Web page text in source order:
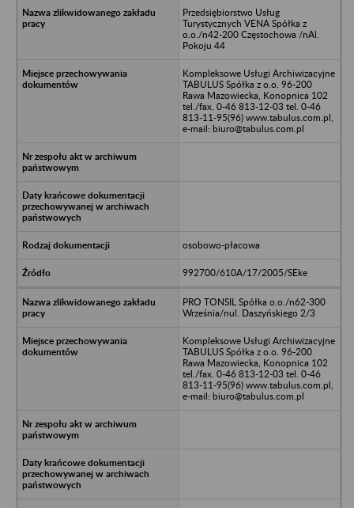
Przedsiębiorstwo Usług
Turystycznych VENA Spółka z
o.o./n42-200 Częstochowa /nAl.
Pokoju 44
Kompleksowe Usługi Archiwizacyjne
TABULUS Spółka z o.o. 96-200
Rawa Mazowiecka, Konopnica 102
tel./fax. 0-46 813-12-03 tel. 0-46
813-11-95(96) www.tabulus.com.pl,
e-mail: biuro@tabulus.com.pl
osobowo-płacowa
992700/610A/17/2005/SEke
PRO TONSIL Spółka o.o./n62-300
Września/nul. Daszyńskiego 2/3
Kompleksowe Usługi Archiwizacyjne
TABULUS Spółka z o.o. 96-200
Rawa Mazowiecka, Konopnica 102
tel./fax. 0-46 813-12-03 tel. 0-46
813-11-95(96) www.tabulus.com.pl,
e-mail: biuro@tabulus.com.pl